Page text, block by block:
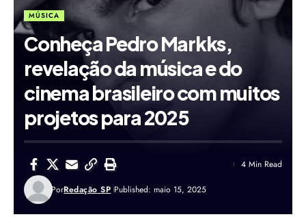
MÚSICA
Conheça Pedro Markks,
revelação da música e do
cinema brasileiro com muitos
projetos para 2025
PorRedação SP Published: maio 15, 2025
4 Min Read